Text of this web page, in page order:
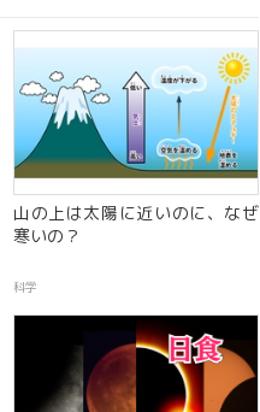
山の上は太陽に近いのに、なぜ
寒いの？
科学